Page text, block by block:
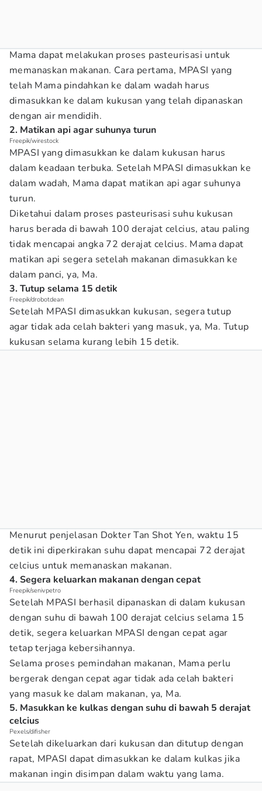
Mama dapat melakukan proses pasteurisasi untuk
memanaskan makanan. Cara pertama, MPASI yang
telah Mama pindahkan ke dalam wadah harus
dimasukkan ke dalam kukusan yang telah dipanaskan
dengan air mendidih.
2. Matikan api agar suhunya turun
Freepik/wirestock
MPASI yang dimasukkan ke dalam kukusan harus
dalam keadaan terbuka. Setelah MPASI dimasukkan ke
dalam wadah, Mama dapat matikan api agar suhunya
turun.
Diketahui dalam proses pasteurisasi suhu kukusan
harus berada di bawah 100 derajat celcius, atau paling
tidak mencapai angka 72 derajat celcius. Mama dapat
matikan api segera setelah makanan dimasukkan ke
dalam panci, ya, Ma.
3. Tutup selama 15 detik
Freepik/drobotdean
Setelah MPASI dimasukkan kukusan, segera tutup
agar tidak ada celah bakteri yang masuk, ya, Ma. Tutup
kukusan selama kurang lebih 15 detik.
Menurut penjelasan Dokter Tan Shot Yen, waktu 15
detik ini diperkirakan suhu dapat mencapai 72 derajat
celcius untuk memanaskan makanan.
4. Segera keluarkan makanan dengan cepat
Freepik/senivpetro
Setelah MPASI berhasil dipanaskan di dalam kukusan
dengan suhu di bawah 100 derajat celcius selama 15
detik, segera keluarkan MPASI dengan cepat agar
tetap terjaga kebersihannya.
Selama proses pemindahan makanan, Mama perlu
bergerak dengan cepat agar tidak ada celah bakteri
yang masuk ke dalam makanan, ya, Ma.
5. Masukkan ke kulkas dengan suhu di bawah 5 derajat
celcius
Pexels/difisher
Setelah dikeluarkan dari kukusan dan ditutup dengan
rapat, MPASI dapat dimasukkan ke dalam kulkas jika
makanan ingin disimpan dalam waktu yang lama.